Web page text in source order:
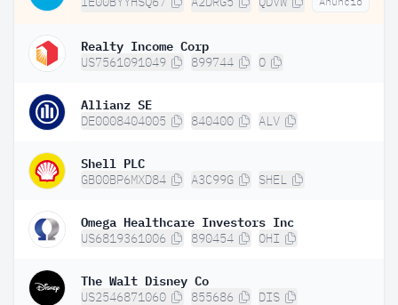
Realty Income Corp
US7561091049 899744 O
Allianz SE
DE0008404005 840400 ALV
Shell PLC
GB00BP6MXD84 A3C99G SHEL
Omega Healthcare Investors Inc
US6819361006 890454 OHI
The Walt Disney Co
US2546871060 855686 DIS